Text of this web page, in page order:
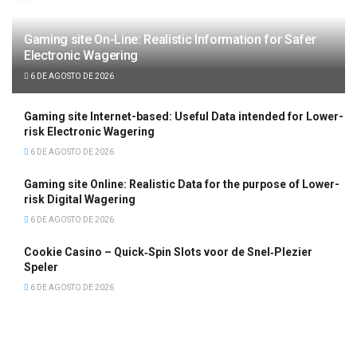
Gaming site On-Line: Realistic Information for Safer
Electronic Wagering
6 DE AGOSTO DE 2026
Gaming site Internet-based: Useful Data intended for Lower-
risk Electronic Wagering
6 DE AGOSTO DE 2026
Gaming site Online: Realistic Data for the purpose of Lower-
risk Digital Wagering
6 DE AGOSTO DE 2026
Cookie Casino – Quick‑Spin Slots voor de Snel‑Plezier
Speler
6 DE AGOSTO DE 2026